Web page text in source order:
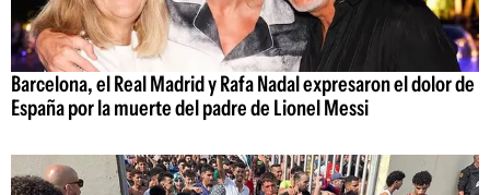
Barcelona, el Real Madrid y Rafa Nadal expresaron el dolor de
España por la muerte del padre de Lionel Messi